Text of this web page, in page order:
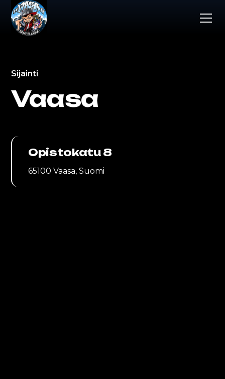
Sijainti
Vaasa
Opistokatu 8
65100 Vaasa, Suomi